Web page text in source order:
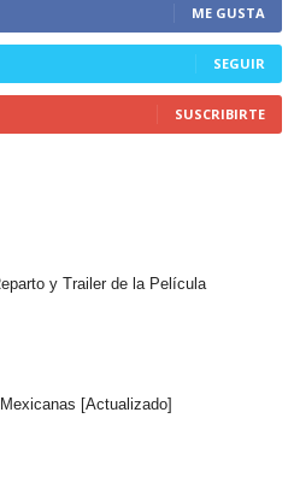
ME GUSTA
SEGUIR
SUSCRIBIRTE
y Trailer de la Película
[Actualizado]